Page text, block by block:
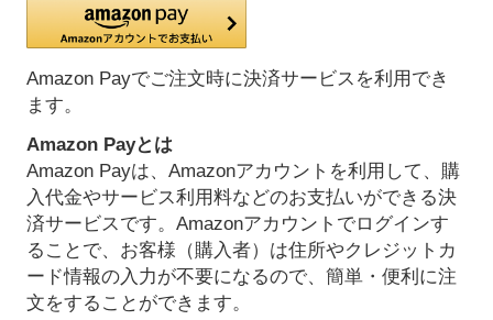
Amazon Payでご注文時に決済サービスを利用でき
ます。
Amazon Payとは
Amazon Payは、Amazonアカウントを利用して、購
入代金やサービス利用料などのお支払いができる決
済サービスです。Amazonアカウントでログインす
ることで、お客様（購入者）は住所やクレジットカ
ード情報の入力が不要になるので、簡単・便利に注
文をすることができます。